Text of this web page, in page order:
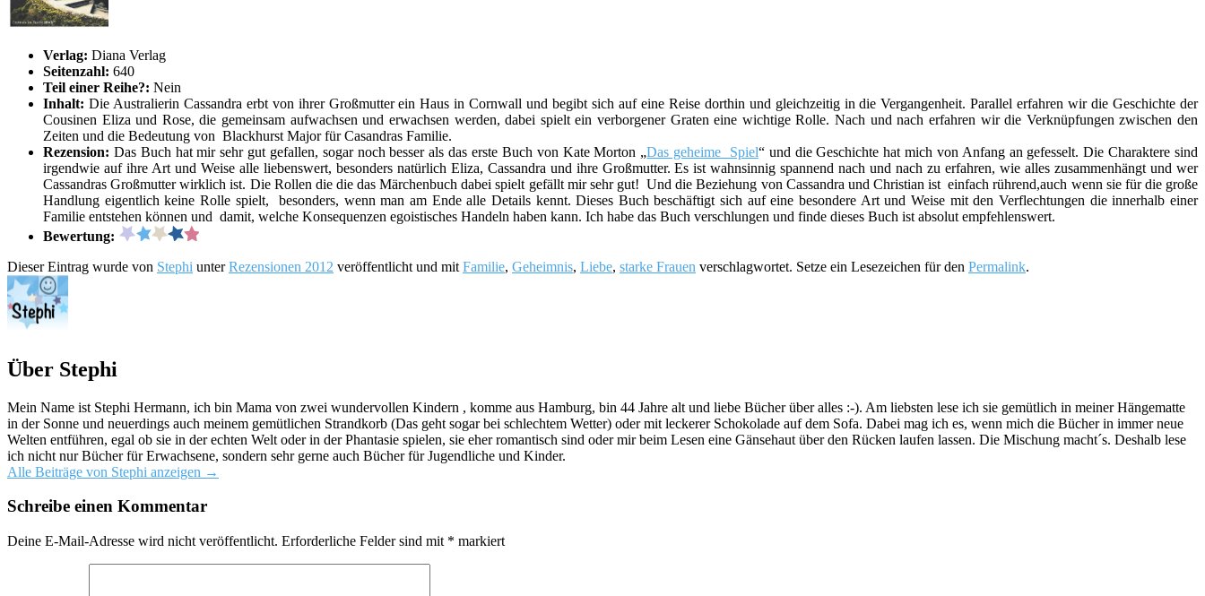
Verlag: Diana Verlag
Seitenzahl: 640
Teil einer Reihe?: Nein
Inhalt: Die Australierin Cassandra erbt von ihrer Großmutter ein Haus in Cornwall und begibt sich auf eine Reise dorthin und gleichzeitig in die Vergangenheit. Parallel erfahren wir die Geschichte der
Cousinen Eliza und Rose, die gemeinsam aufwachsen und erwachsen werden, dabei spielt ein verborgener Graten eine wichtige Rolle. Nach und nach erfahren wir die Verknüpfungen zwischen den
Zeiten und die Bedeutung von Blackhurst Major für Casandras Familie.
Rezension: Das Buch hat mir sehr gut gefallen, sogar noch besser als das erste Buch von Kate Morton „Das geheime Spiel“ und die Geschichte hat mich von Anfang an gefesselt. Die Charaktere sind
irgendwie auf ihre Art und Weise alle liebenswert, besonders natürlich Eliza, Cassandra und ihre Großmutter. Es ist wahnsinnig spannend nach und nach zu erfahren, wie alles zusammenhängt und wer
Cassandras Großmutter wirklich ist. Die Rollen die die das Märchenbuch dabei spielt gefällt mir sehr gut! Und die Beziehung von Cassandra und Christian ist einfach rührend,auch wenn sie für die große
Handlung eigentlich keine Rolle spielt, besonders, wenn man am Ende alle Details kennt. Dieses Buch beschäftigt sich auf eine besondere Art und Weise mit den Verflechtungen die innerhalb einer
Familie entstehen können und damit, welche Konsequenzen egoistisches Handeln haben kann. Ich habe das Buch verschlungen und finde dieses Buch ist absolut empfehlenswert.
Bewertung:
Dieser Eintrag wurde von Stephi unterRezensionen 2012 veröffentlicht und mit Familie, Geheimnis, Liebe, starke Frauen verschlagwortet. Setze ein Lesezeichen für den Permalink.
Über Stephi
Mein Name ist Stephi Hermann, ich bin Mama von zwei wundervollen Kindern , komme aus Hamburg, bin 44 Jahre alt und liebe Bücher über alles :-). Am liebsten lese ich sie gemütlich in meiner Hängematte
in der Sonne und neuerdings auch meinem gemütlichen Strandkorb (Das geht sogar bei schlechtem Wetter) oder mit leckerer Schokolade auf dem Sofa. Dabei mag ich es, wenn mich die Bücher in immer neue
Welten entführen, egal ob sie in der echten Welt oder in der Phantasie spielen, sie eher romantisch sind oder mir beim Lesen eine Gänsehaut über den Rücken laufen lassen. Die Mischung macht´s. Deshalb lese
ich nicht nur Bücher für Erwachsene, sondern sehr gerne auch Bücher für Jugendliche und Kinder.
Alle Beiträge von Stephi anzeigen →
Schreibe einen Kommentar
Deine E-Mail-Adresse wird nicht veröffentlicht. Erforderliche Felder sind mit * markiert